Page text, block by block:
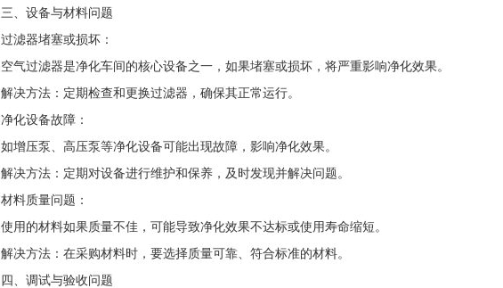
三、设备与材料问题
过滤器堵塞或损坏：
空气过滤器是净化车间的核心设备之一，如果堵塞或损坏，将严重影响净化效果。
解决方法：定期检查和更换过滤器，确保其正常运行。
净化设备故障：
如增压泵、高压泵等净化设备可能出现故障，影响净化效果。
解决方法：定期对设备进行维护和保养，及时发现并解决问题。
材料质量问题：
使用的材料如果质量不佳，可能导致净化效果不达标或使用寿命缩短。
解决方法：在采购材料时，要选择质量可靠、符合标准的材料。
四、调试与验收问题